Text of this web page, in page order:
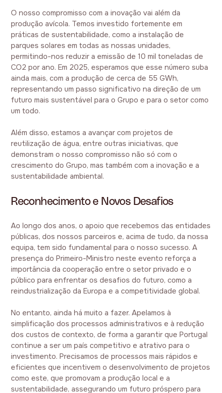
O nosso compromisso com a inovação vai além da
produção avícola. Temos investido fortemente em
práticas de sustentabilidade, como a instalação de
parques solares em todas as nossas unidades,
permitindo-nos reduzir a emissão de 10 mil toneladas de
CO2 por ano. Em 2025, esperamos que esse número suba
ainda mais, com a produção de cerca de 55 GWh,
representando um passo significativo na direção de um
futuro mais sustentável para o Grupo e para o setor como
um todo.
Além disso, estamos a avançar com projetos de
reutilização de água, entre outras iniciativas, que
demonstram o nosso compromisso não só com o
crescimento do Grupo, mas também com a inovação e a
sustentabilidade ambiental.
Reconhecimento e Novos Desafios
Ao longo dos anos, o apoio que recebemos das entidades
públicas, dos nossos parceiros e, acima de tudo, da nossa
equipa, tem sido fundamental para o nosso sucesso. A
presença do Primeiro-Ministro neste evento reforça a
importância da cooperação entre o setor privado e o
público para enfrentar os desafios do futuro, como a
reindustrialização da Europa e a competitividade global.
No entanto, ainda há muito a fazer. Apelamos à
simplificação dos processos administrativos e à redução
dos custos de contexto, de forma a garantir que Portugal
continue a ser um país competitivo e atrativo para o
investimento. Precisamos de processos mais rápidos e
eficientes que incentivem o desenvolvimento de projetos
como este, que promovam a produção local e a
sustentabilidade, assegurando um futuro próspero para